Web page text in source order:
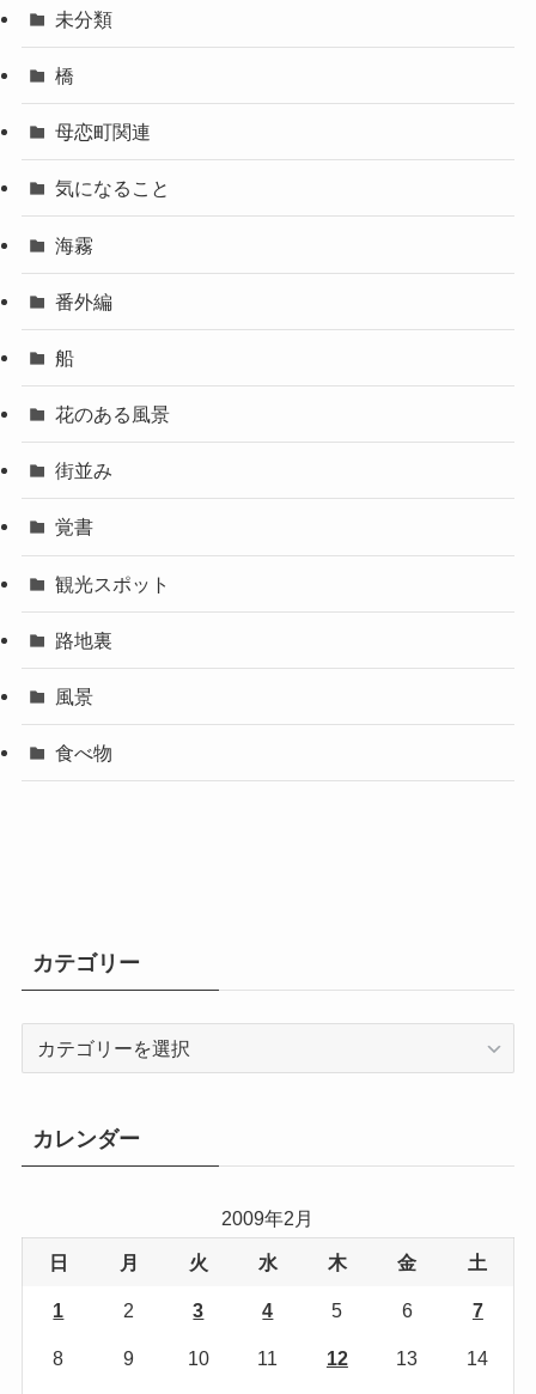
未分類
橋
母恋町関連
気になること
海霧
番外編
船
花のある風景
街並み
覚書
観光スポット
路地裏
風景
食べ物
カテゴリー
ー
カレンダー
2009年2月
日 月 火 水 木 金 土
1 2 3 4 5 6 7
8 9 10 11 12 13 14